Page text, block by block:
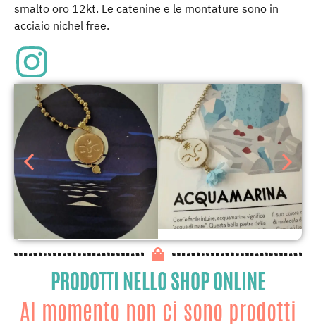
smalto oro 12kt. Le catenine e le montature sono in
acciaio nichel free.
PRODOTTI NELLO SHOP ONLINE
Al momento non ci sono prodotti